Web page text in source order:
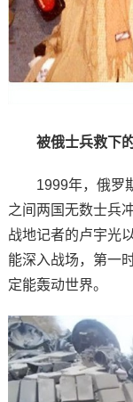
被俄士兵救下的
1999年，俄罗斯
之间两国无数士兵
战地记者的卢宇光
能深入战场，第一
定能轰动世界。